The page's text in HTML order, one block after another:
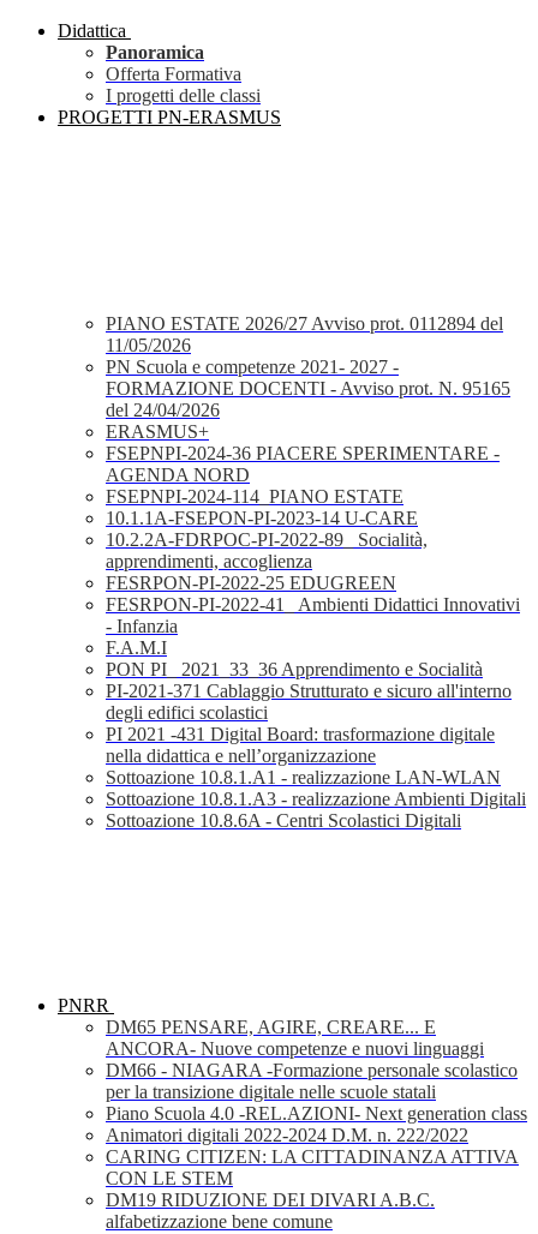
Didattica
Panoramica
Offerta Formativa
I progetti delle classi
PROGETTI PN-ERASMUS
PIANO ESTATE 2026/27 Avviso prot. 0112894 del
11/05/2026
PN Scuola e competenze 2021- 2027 -
FORMAZIONE DOCENTI - Avviso prot. N. 95165
del 24/04/2026
ERASMUS+
FSEPNPI-2024-36 PIACERE SPERIMENTARE -
AGENDA NORD
FSEPNPI-2024-114_PIANO ESTATE
10.1.1A-FSEPON-PI-2023-14 U-CARE
10.2.2A-FDRPOC-PI-2022-89_ Socialità,
apprendimenti, accoglienza
FESRPON-PI-2022-25 EDUGREEN
FESRPON-PI-2022-41_ Ambienti Didattici Innovativi
- Infanzia
F.A.M.I
PON PI_ 2021_33_36 Apprendimento e Socialità
PI-2021-371 Cablaggio Strutturato e sicuro all'interno
degli edifici scolastici
PI 2021 -431 Digital Board: trasformazione digitale
nella didattica e nell’organizzazione
Sottoazione 10.8.1.A1 - realizzazione LAN-WLAN
Sottoazione 10.8.1.A3 - realizzazione Ambienti Digitali
Sottoazione 10.8.6A - Centri Scolastici Digitali
PNRR
DM65 PENSARE, AGIRE, CREARE... E
ANCORA- Nuove competenze e nuovi linguaggi
DM66 - NIAGARA -Formazione personale scolastico
per la transizione digitale nelle scuole statali
Piano Scuola 4.0 -REL.AZIONI- Next generation class
Animatori digitali 2022-2024 D.M. n. 222/2022
CARING CITIZEN: LA CITTADINANZA ATTIVA
CON LE STEM
DM19 RIDUZIONE DEI DIVARI A.B.C.
alfabetizzazione bene comune